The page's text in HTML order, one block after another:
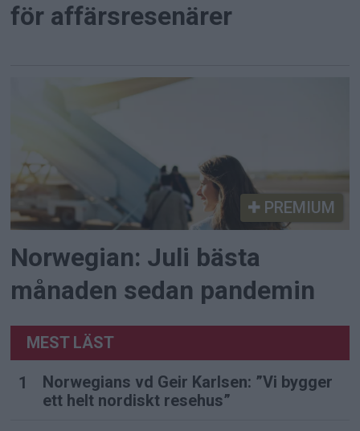
för affärsresenärer
PREMIUM
Norwegian: Juli bästa
månaden sedan pandemin
MEST LÄST
Norwegians vd Geir Karlsen: ”Vi bygger
ett helt nordiskt resehus”